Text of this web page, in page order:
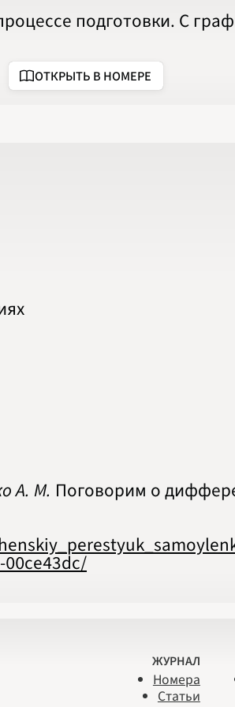
2021
2022
2024
2025
2026
подготовки. С
ОТКРЫТЬ В НОМЕРЕ
А. М. Поговорим о
ЖУРНАЛ
Номера
Статьи